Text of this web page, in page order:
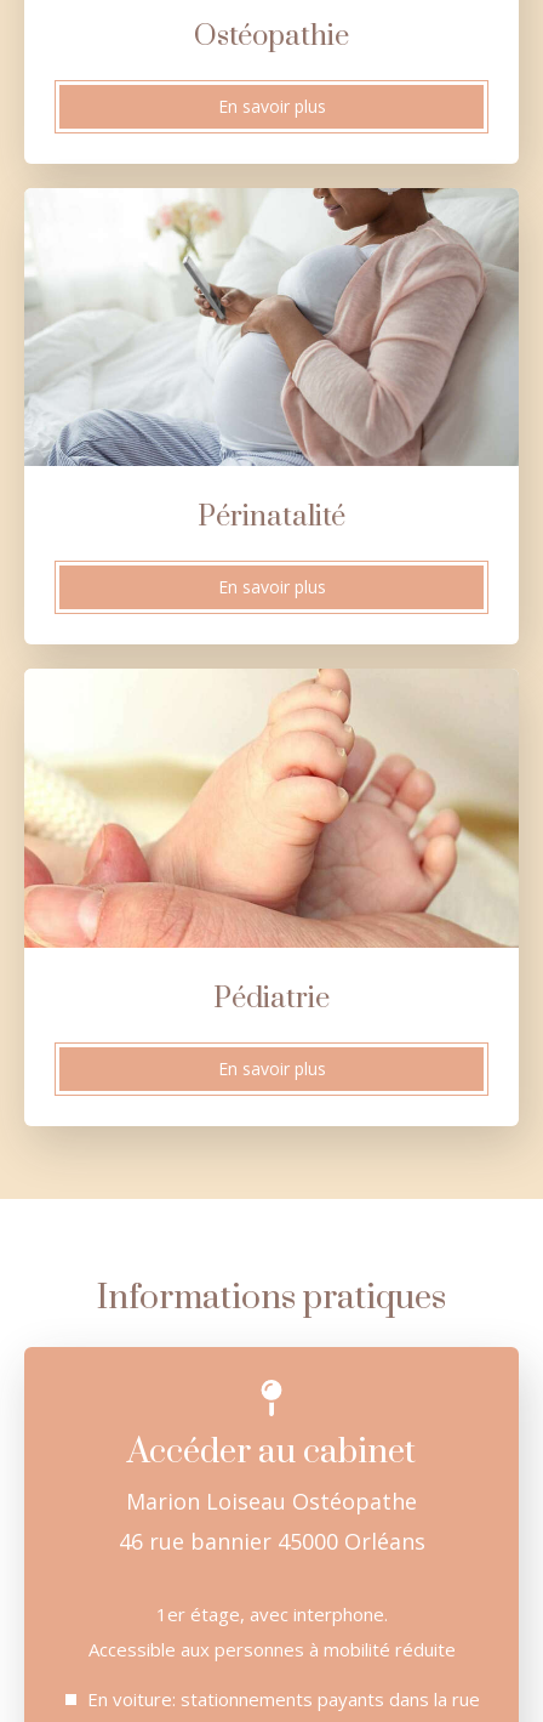
Ostéopathie
En savoir plus
Périnatalité
En savoir plus
Pédiatrie
En savoir plus
Informations pratiques
Accéder au cabinet
Marion Loiseau Ostéopathe
46 rue bannier 45000 Orléans
1er étage, avec interphone.
Accessible aux personnes à mobilité réduite
En voiture: stationnements payants dans la rue